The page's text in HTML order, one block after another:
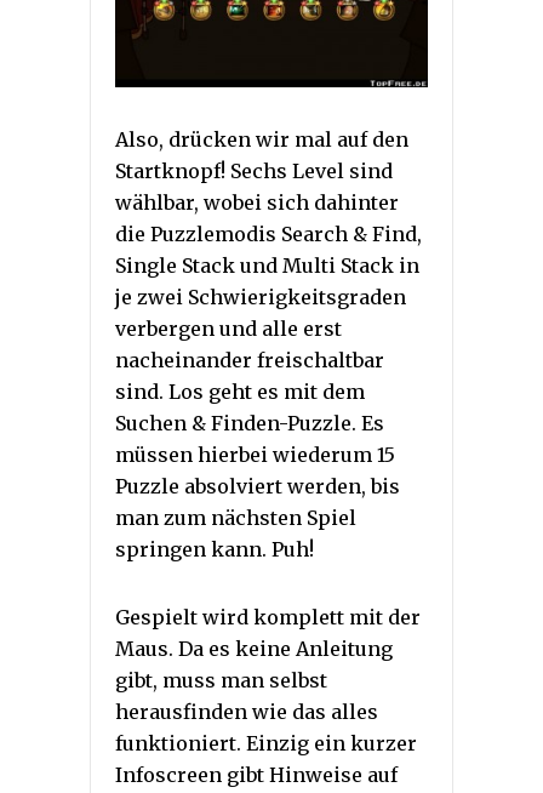
Also, drücken wir mal auf den
Startknopf! Sechs Level sind
wählbar, wobei sich dahinter
die Puzzlemodis Search & Find,
Single Stack und Multi Stack in
je zwei Schwierigkeitsgraden
verbergen und alle erst
nacheinander freischaltbar
sind. Los geht es mit dem
Suchen & Finden-Puzzle. Es
müssen hierbei wiederum 15
Puzzle absolviert werden, bis
man zum nächsten Spiel
springen kann. Puh!
Gespielt wird komplett mit der
Maus. Da es keine Anleitung
gibt, muss man selbst
herausfinden wie das alles
funktioniert. Einzig ein kurzer
Infoscreen gibt Hinweise auf